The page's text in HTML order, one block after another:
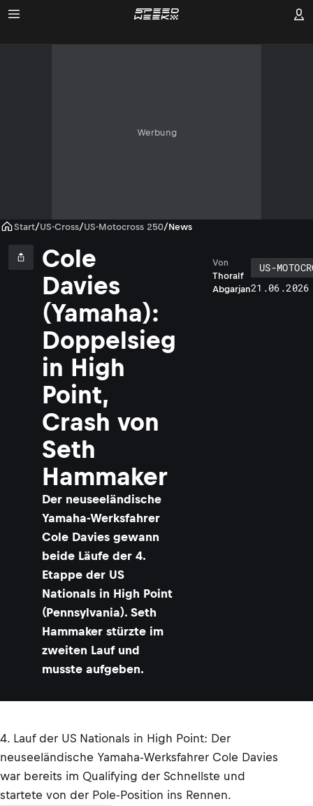
Werbung
Start/US-Cross/US-Motocross 250/News
Cole
Davies
(Yamaha):
Doppelsieg
in High
Point,
Crash von
Seth
Hammaker
Der neuseeländische
Yamaha-Werksfahrer
Cole Davies gewann
beide Läufe der 4.
Etappe der US
Nationals in High Point
(Pennsylvania). Seth
Hammaker stürzte im
zweiten Lauf und
musste aufgeben.
Thoralf
Abgarjan
Von
US-
4. Lauf der US Nationals in High Point: Der
neuseeländische Yamaha-Werksfahrer Cole Davies
war bereits im Qualifying der Schnellste und
startete von der Pole-Position ins Rennen.